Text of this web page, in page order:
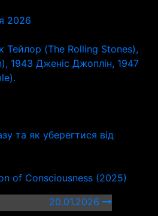
2026
Тейлор (The Rolling Stones),
1943 Дженіс Джоплін, 1947
та як уберегтися від
of Consciousness (2025)
20.01.2026